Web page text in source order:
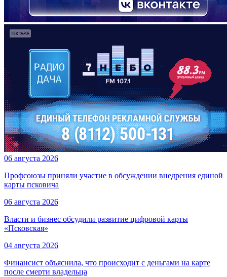
06 августа 2026
Профсоюзы приняли участие в обсуждении внедрения единой
карты псковича
06 августа 2026
Власти и бизнес обсудили развитие цифровой карты
«Псковская»
04 августа 2026
Финансист объяснила, что происходит с деньгами на карте
после смерти владельца